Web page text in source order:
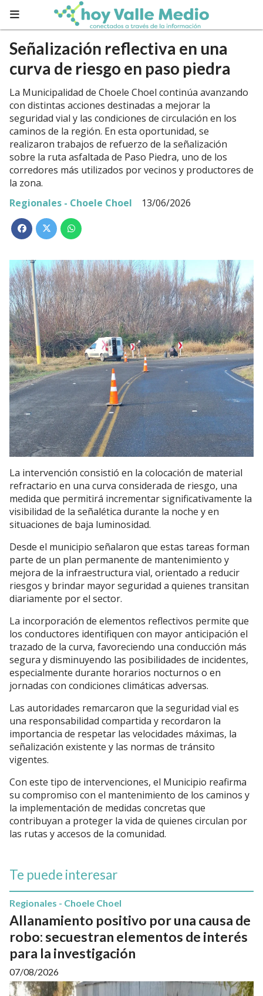
Señalización reflectiva en una
curva de riesgo en paso piedra
La Municipalidad de Choele Choel continúa avanzando
con distintas acciones destinadas a mejorar la
seguridad vial y las condiciones de circulación en los
caminos de la región. En esta oportunidad, se
realizaron trabajos de refuerzo de la señalización
sobre la ruta asfaltada de Paso Piedra, uno de los
corredores más utilizados por vecinos y productores de
la zona.
Regionales - Choele Choel
13/06/2026
La intervención consistió en la colocación de material
refractario en una curva considerada de riesgo, una
medida que permitirá incrementar significativamente la
visibilidad de la señalética durante la noche y en
situaciones de baja luminosidad.
Desde el municipio señalaron que estas tareas forman
parte de un plan permanente de mantenimiento y
mejora de la infraestructura vial, orientado a reducir
riesgos y brindar mayor seguridad a quienes transitan
diariamente por el sector.
La incorporación de elementos reflectivos permite que
los conductores identifiquen con mayor anticipación el
trazado de la curva, favoreciendo una conducción más
segura y disminuyendo las posibilidades de incidentes,
especialmente durante horarios nocturnos o en
jornadas con condiciones climáticas adversas.
Las autoridades remarcaron que la seguridad vial es
una responsabilidad compartida y recordaron la
importancia de respetar las velocidades máximas, la
señalización existente y las normas de tránsito
vigentes.
Con este tipo de intervenciones, el Municipio reafirma
su compromiso con el mantenimiento de los caminos y
la implementación de medidas concretas que
contribuyan a proteger la vida de quienes circulan por
las rutas y accesos de la comunidad.
Te puede interesar
Allanamiento positivo por una causa de
robo: secuestran elementos de interés
para la investigación
Regionales - Choele Choel
07/08/2026